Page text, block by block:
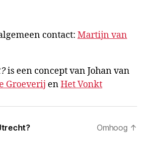
contact: Martijn van
is een concept van Johan van
Groeverij enHet Vonkt
Omhoog ↑